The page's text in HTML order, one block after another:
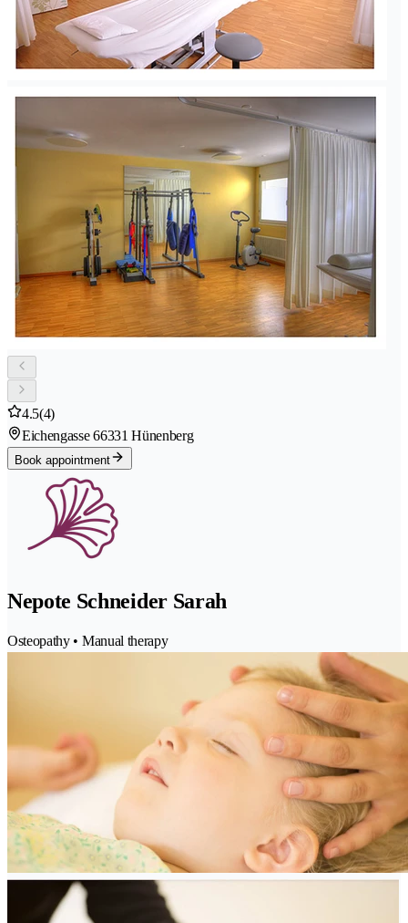
4.5(4)
Eichengasse 66331 Hünenberg
Book appointment
Nepote Schneider Sarah
Osteopathy • Manual therapy